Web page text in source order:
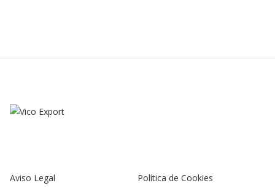
Aviso Legal
Política de Cookies